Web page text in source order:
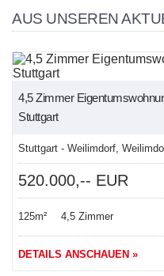
AUS UNSEREN
4,5 Zimmer
Stuttgart
Stuttgart - Weilimdorf,
520.000,-- EUR
125m² 4,5 Zimmer
DETAILS ANSCHAUEN »